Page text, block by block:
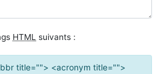
HTML suivants :
title=""> <acronym title="">